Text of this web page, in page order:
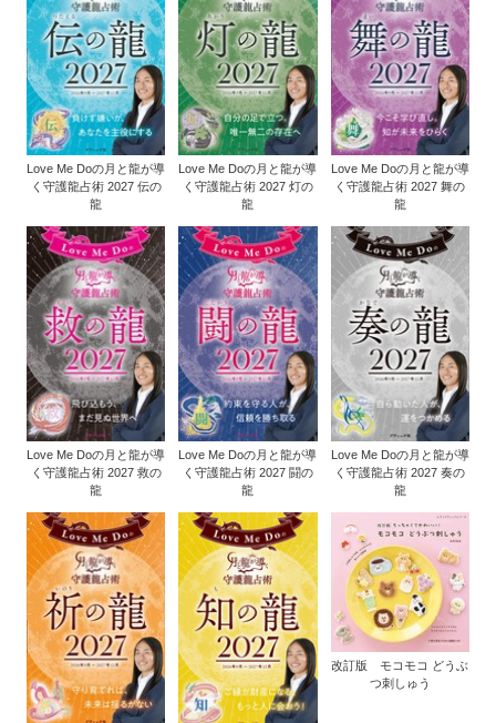
Love Me Doの月と龍が導
く守護龍占術 2027 伝の
龍
Love Me Doの月と龍が導
く守護龍占術 2027 灯の
龍
Love Me Doの月と龍が導
く守護龍占術 2027 舞の
龍
Love Me Doの月と龍が導
く守護龍占術 2027 救の
龍
Love Me Doの月と龍が導
く守護龍占術 2027 闘の
龍
Love Me Doの月と龍が導
く守護龍占術 2027 奏の
龍
改訂版 モコモコ どうぶ
つ刺しゅう